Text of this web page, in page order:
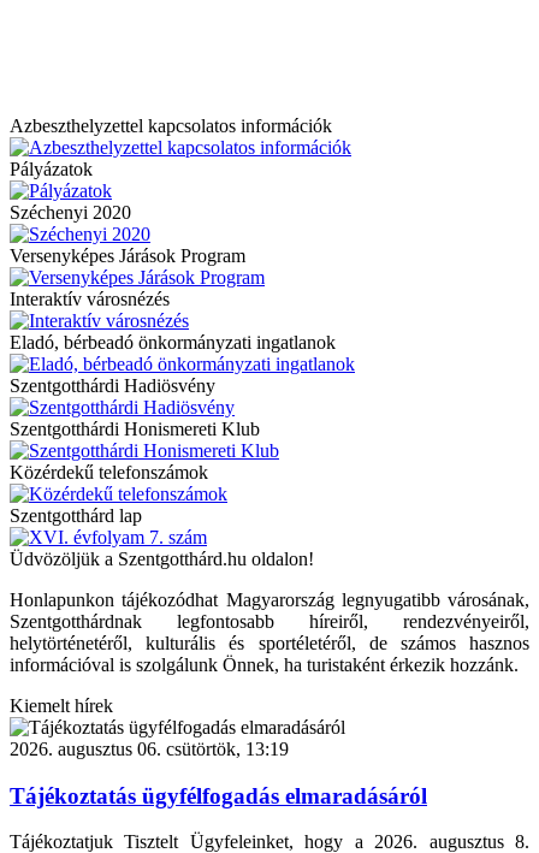
Azbeszthelyzettel kapcsolatos információk
Pályázatok
Széchenyi 2020
Versenyképes Járások Program
Interaktív városnézés
Eladó, bérbeadó önkormányzati ingatlanok
Szentgotthárdi Hadiösvény
Szentgotthárdi Honismereti Klub
Közérdekű telefonszámok
Szentgotthárd lap
Üdvözöljük a Szentgotthárd.hu oldalon!
Honlapunkon tájékozódhat Magyarország legnyugatibb városának,
Szentgotthárdnak legfontosabb híreiről, rendezvényeiről,
helytörténetéről, kulturális és sportéletéről, de számos hasznos
információval is szolgálunk Önnek, ha turistaként érkezik hozzánk.
Kiemelt hírek
2026. augusztus 06. csütörtök, 13:19
Tájékoztatás ügyfélfogadás elmaradásáról
Tájékoztatjuk Tisztelt Ügyfeleinket, hogy a 2026. augusztus 8.